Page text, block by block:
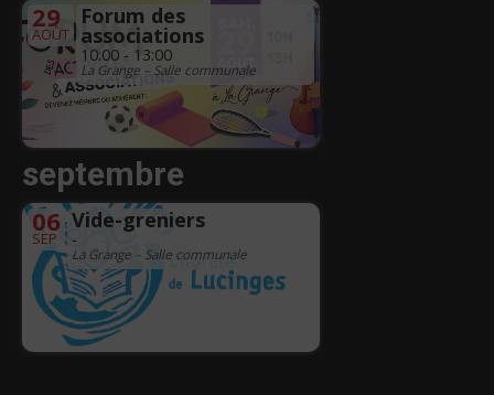
29
AOÛT
Forum des
associations
10:00 - 13:00
La Grange – Salle communale
septembre
06
SEP
Vide-greniers
-
La Grange – Salle communale